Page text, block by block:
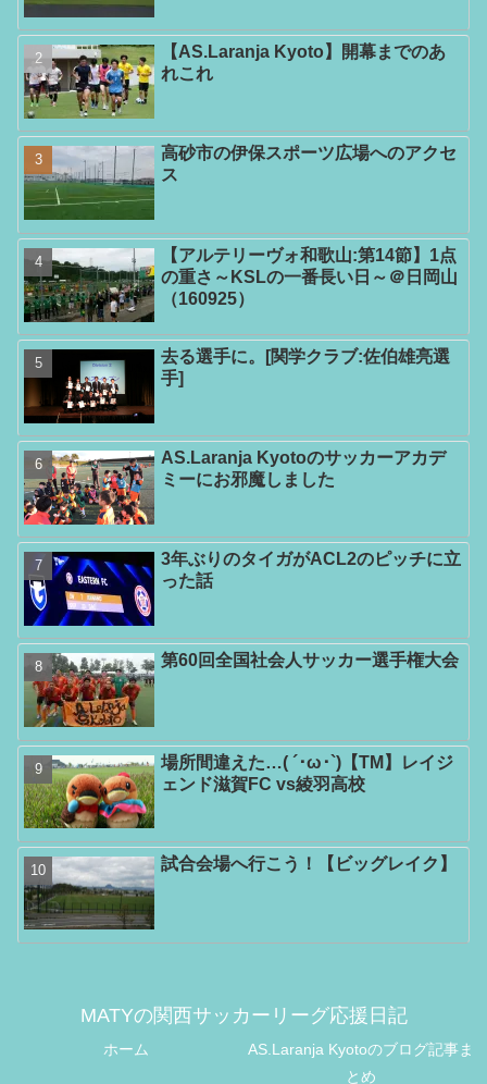
【AS.Laranja Kyoto】開幕までのあ
れこれ
高砂市の伊保スポーツ広場へのアクセ
ス
【アルテリーヴォ和歌山:第14節】1点
の重さ～KSLの一番長い日～＠日岡山
（160925）
去る選手に。[関学クラブ:佐伯雄亮選
手]
AS.Laranja Kyotoのサッカーアカデ
ミーにお邪魔しました
3年ぶりのタイガがACL2のピッチに立
った話
第60回全国社会人サッカー選手権大会
場所間違えた…( ´･ω･`)【TM】レイジ
ェンド滋賀FC vs綾羽高校
試合会場へ行こう！【ビッグレイク】
MATYの関西サッカーリーグ応援日記
ホーム
AS.Laranja Kyotoのブログ記事ま
とめ